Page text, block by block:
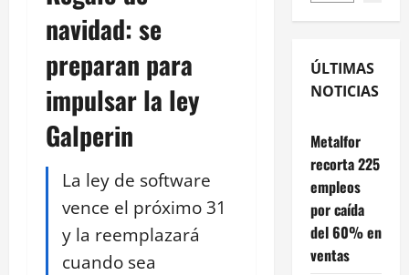
navidad: se
preparan para
impulsar la ley
Galperin
La ley de software
vence el próximo 31
y la reemplazará
cuando sea
ÚLTIMAS
NOTICIAS
Metalfor
recorta 225
empleos
por caída
del 60% en
ventas